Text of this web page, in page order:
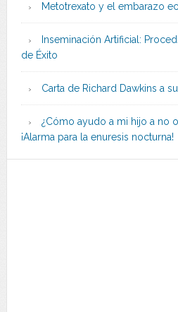
Metotrexato y el embarazo
Inseminación Artificial:
de Éxito
Carta de Richard Dawkins a
¿Cómo ayudo a mi hijo a no
¡Alarma para la enuresis nocturna!